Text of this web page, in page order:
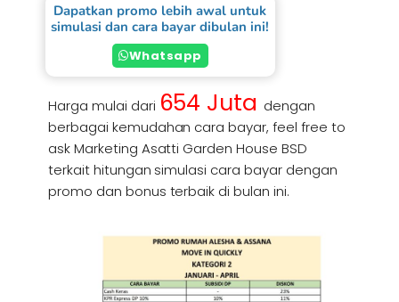
Dapatkan promo lebih awal untuk
simulasi dan cara bayar dibulan ini!
Whatsapp
Harga mulai dari 654 Juta dengan
berbagai kemudahan cara bayar, feel free to
ask Marketing Asatti Garden House BSD
terkait hitungan simulasi cara bayar dengan
promo dan bonus terbaik di bulan ini.